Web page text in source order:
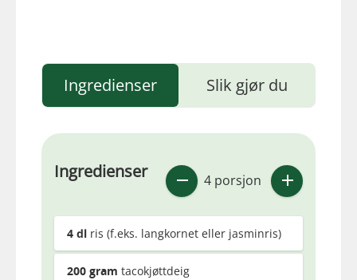
Ingredienser Slik gjør du
Ingredienser 4 porsjon
4 dl ris (f.eks. langkornet eller jasminris)
200 gram tacokjøttdeig